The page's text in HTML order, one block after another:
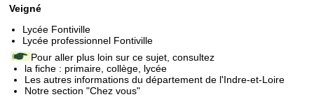
Veigné
Lycée Fontiville
Lycée professionnel Fontiville
Pour aller plus loin sur ce sujet, consultez
la fiche : primaire, collège, lycée
Les autres informations du département de l'Indre-et-Loire
Notre section "Chez vous"